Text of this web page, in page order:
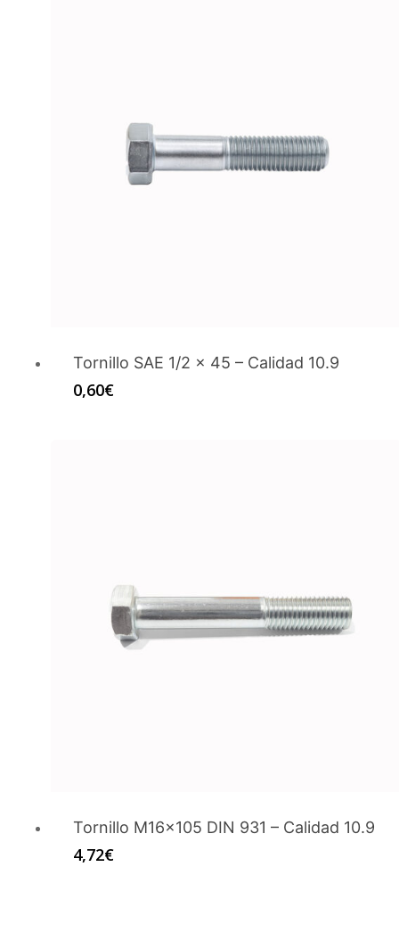
Tornillo SAE 1/2 x 45 – Calidad 10.9
0,60€
Tornillo M16x105 DIN 931 – Calidad 10.9
4,72€